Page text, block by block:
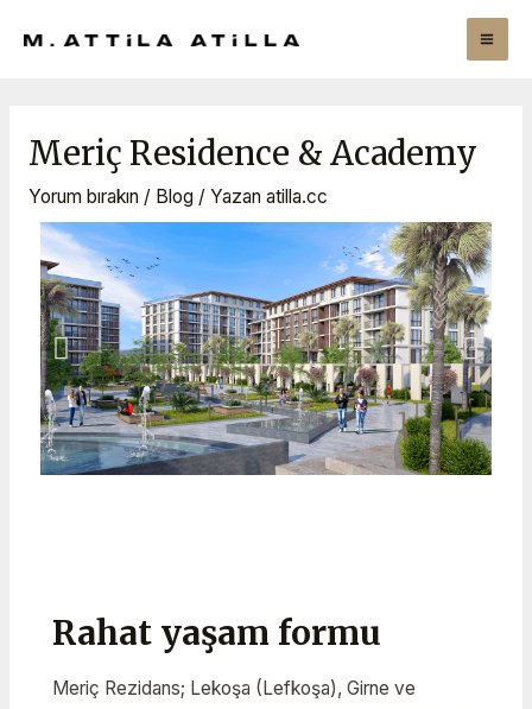
Meriç Residence & Academy
Yorum bırakın / Blog / Yazan atilla.cc
Rahat yaşam formu
Meriç Rezidans; Lekoşa (Lefkoşa), Girne ve